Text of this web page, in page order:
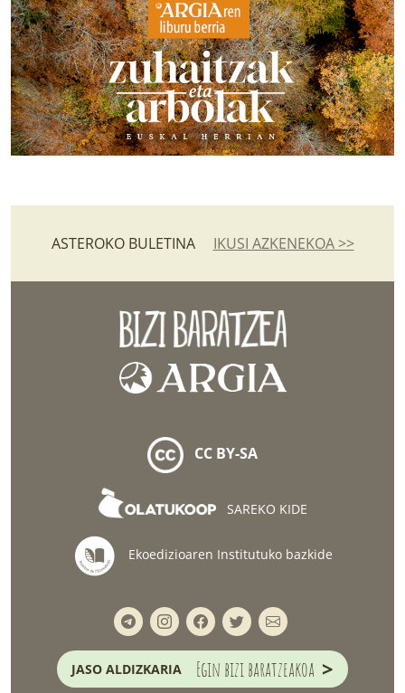
ASTEROKO BULETINA IKUSI AZKENEKOA >>
CC BY-SA
SAREKO KIDE
Ekoedizioaren Institutuko bazkide
JASO ALDIZKARIA Egin bizi baratzeakoa >